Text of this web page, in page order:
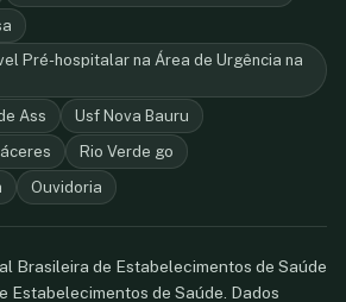
Pré-hospitalar na Área de Urgência na
Ass
Usf Nova Bauru
Rio Verde go
Ouvidoria
Brasileira de Estabelecimentos de Saúde
Estabelecimentos de Saúde. Dados